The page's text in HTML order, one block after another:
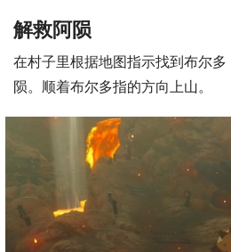
解救阿陨
在村子里根据地图指示找到布尔
陨。顺着布尔多指的方向上山。